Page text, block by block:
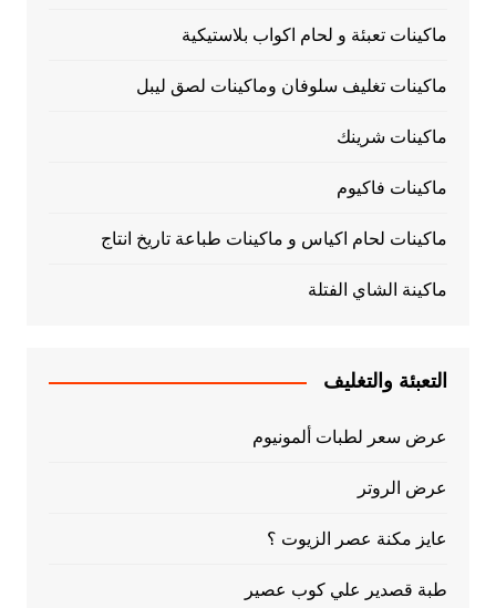
ماكينات تعبئة و لحام اكواب بلاستيكية
ماكينات تغليف سلوفان وماكينات لصق ليبل
ماكينات شرينك
ماكينات فاكيوم
ماكينات لحام اكياس و ماكينات طباعة تاريخ انتاج
ماكينة الشاي الفتلة
التعبئة والتغليف
عرض سعر لطبات ألمونيوم
عرض الروتر
عايز مكنة عصر الزيوت ؟
طبة قصدير علي كوب عصير